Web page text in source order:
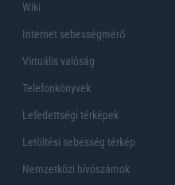
Wiki
Internet sebességmérő
Virtuális valóság
Telefonkönyvek
Lefedettségi térképek
Letöltési sebesség térkép
Nemzetközi hívószámok